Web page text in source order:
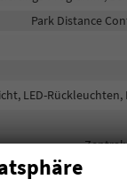
Park Distance
LED-